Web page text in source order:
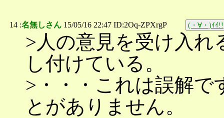
14 :名無しさん 15/05/16 22:47 ID:2Oq-ZPXrgP (・∀・)ｲｲ!!
>人の意見を受け入れ
し付けている。
>・・・これは誤解
とがありません。